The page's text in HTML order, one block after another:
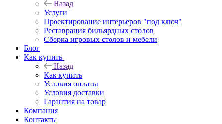
Назад
Услуги
Проектирование интерьеров "под ключ"
Реставрация бильярдных столов
Сборка игровых столов и мебели
Блог
Как купить
Назад
Как купить
Условия оплаты
Условия доставки
Гарантия на товар
Компания
Контакты